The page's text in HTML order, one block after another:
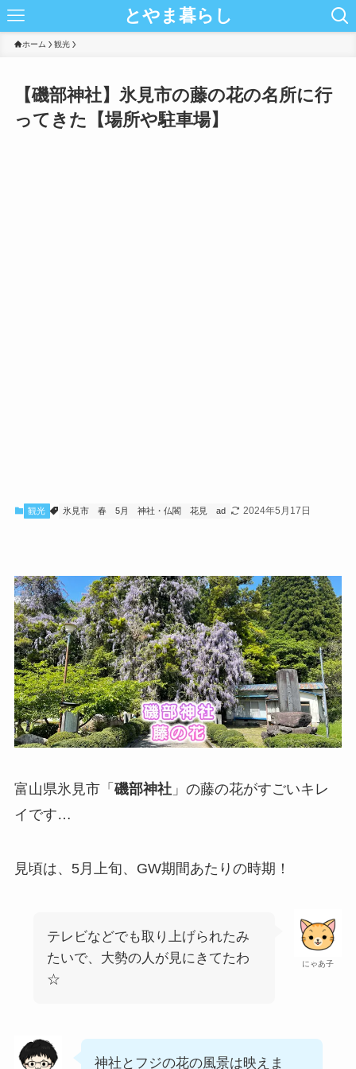
とやま暮らし
ホーム 観光
【磯部神社】氷見市の藤の花の名所に行
ってきた【場所や駐車場】
観光 氷見市 春 5月 神社・仏閣 花見 ad 2024年5月17日
富山県氷見市「 磯部神社」の藤の花がすごいキレ
イです…
見頃は、5月上旬、GW期間あたりの時期！
にゃあ子
テレビなどでも取り上げられたみ
たいで、大勢の人が見にきてたわ
☆
神社とフジの花の風景は映えま